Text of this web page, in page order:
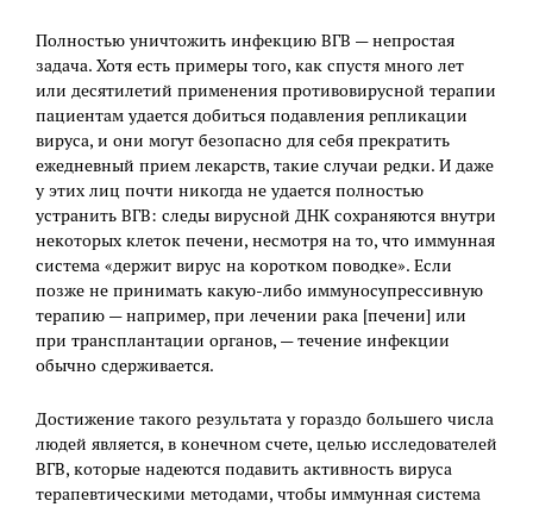
Полностью уничтожить инфекцию ВГВ — непростая
задача. Хотя есть примеры того, как спустя много лет
или десятилетий применения противовирусной терапии
пациентам удается добиться подавления репликации
вируса, и они могут безопасно для себя прекратить
ежедневный прием лекарств, такие случаи редки. И даже
у этих лиц почти никогда не удается полностью
устранить ВГВ: следы вирусной ДНК сохраняются внутри
некоторых клеток печени, несмотря на то, что иммунная
система «держит вирус на коротком поводке». Если
позже не принимать какую-либо иммуносупрессивную
терапию — например, при лечении рака [печени] или
при трансплантации органов, — течение инфекции
обычно сдерживается.
Достижение такого результата у гораздо большего числа
людей является, в конечном счете, целью исследователей
ВГВ, которые надеются подавить активность вируса
терапевтическими методами, чтобы иммунная система